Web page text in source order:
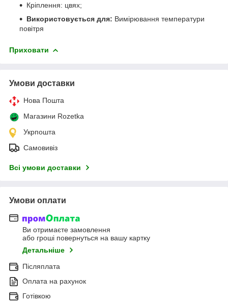
Кріплення: цвях;
Використовується для: Вимірювання температури
повітря
Приховати
Умови доставки
Нова Пошта
Магазини Rozetka
Укрпошта
Самовивіз
Всі умови доставки
Умови оплати
Ви отримаєте замовлення
або гроші повернуться на вашу картку
Детальніше
Післяплата
Оплата на рахунок
Готівкою